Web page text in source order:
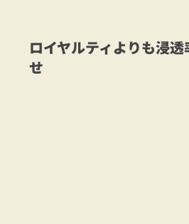
ロイヤルティよりも浸
せ